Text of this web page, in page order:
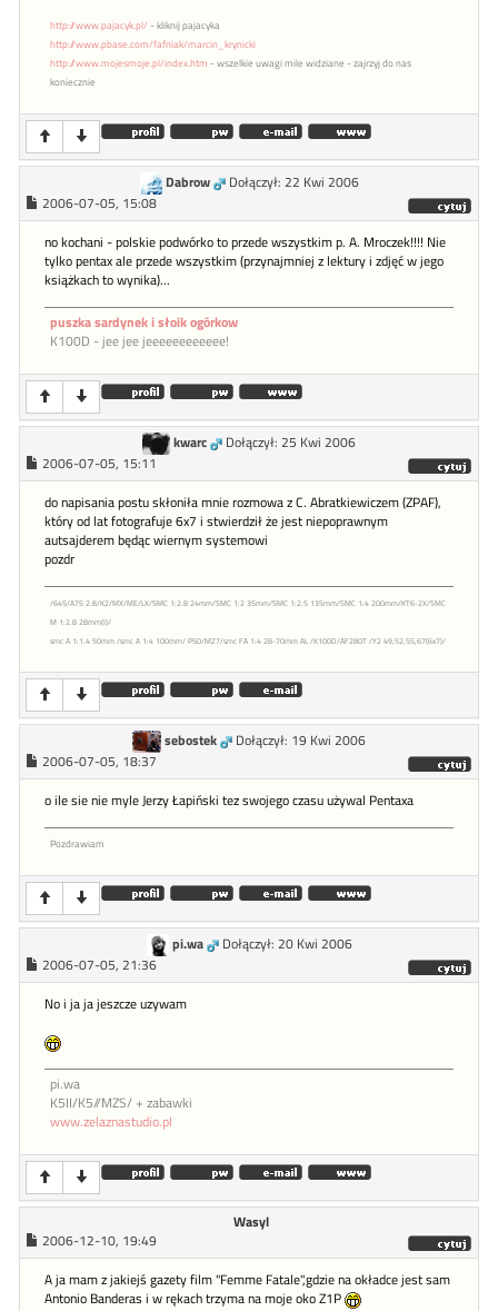
http://www.pajacyk.pl/ - kliknij pajacyka
http://www.pbase.com/fafniak/marcin_krynicki
http://www.mojesmoje.pl/index.htm - wszelkie uwagi mile widziane - zajrzyj do nas
koniecznie
Dabrow
Dołączył: 22 Kwi 2006
2006-07-05, 15:08
no kochani - polskie podwórko to przede wszystkim p. A. Mroczek!!!! Nie
tylko pentax ale przede wszystkim (przynajmniej z lektury i zdjęć w jego
książkach to wynika)...
puszka sardynek i słoik ogórkow
K100D - jee jee jeeeeeeeeeeee!
kwarc
Dołączył: 25 Kwi 2006
2006-07-05, 15:11
do napisania postu skłoniła mnie rozmowa z C. Abratkiewiczem (ZPAF),
który od lat fotografuje 6x7 i stwierdził że jest niepoprawnym
autsajderem będąc wiernym systemowi
pozdr
/645/A75 2.8/K2/MX/ME/LX/SMC 1:2.8 24mm/SMC 1:2 35mm/SMC 1:2.5 135mm/SMC 1:4 200mm/KT6-2X/SMC
M 1:2.8 28mm(I)/
smc A 1:1.4 50mm /smc A 1:4 100mm/ P50/MZ7/smc FA 1:4 28-70mm AL /K100D/AF280T /Y2 49,52,55,67(6x7)/
sebostek
Dołączył: 19 Kwi 2006
2006-07-05, 18:37
o ile sie nie myle Jerzy Łapiński tez swojego czasu używal Pentaxa
Pozdrawiam
pi.wa
Dołączył: 20 Kwi 2006
2006-07-05, 21:36
No i ja ja jeszcze uzywam
pi.wa
K5II/K5//MZS/ + zabawki
www.zelaznastudio.pl
Wasyl
2006-12-10, 19:49
A ja mam z jakiejś gazety film "Femme Fatale",gdzie na okładce jest sam
Antonio Banderas i w rękach trzyma na moje oko Z1P